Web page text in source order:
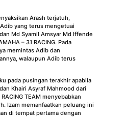
Arash terjatuh,
yang terus mengetuai
Md Syamil Amsyar Md Iffende
– 31 RACING. Pada
memintas Adib dan
walaupun Adib terus
pada pusingan terakhir apabila
Khairi Asyraf Mahmood dari
TEAM menyebabkan
Izam memanfaatkan peluang ini
di tempat pertama dengan